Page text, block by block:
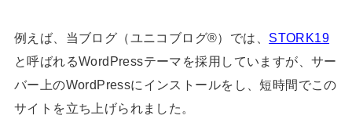
例えば、当ブログ（ユニコブログ®）では、 STORK19
と呼ばれるWordPressテーマを採用していますが、サー
バー上のWordPressにインストールをし、短時間でこの
サイトを立ち上げられました。